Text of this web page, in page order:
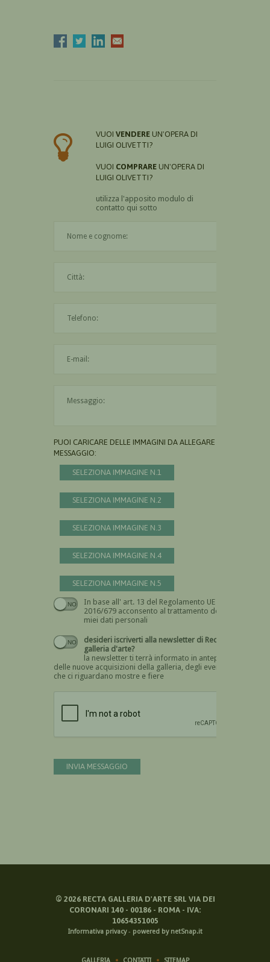
VUOI VENDERE UN'OPERA DI
LUIGI OLIVETTI?
VUOI COMPRARE UN'OPERA DI
LUIGI OLIVETTI?
utilizza l'apposito modulo di
contatto qui sotto
PUOI CARICARE DELLE IMMAGINI DA ALLEGARE AL
MESSAGGIO:
SELEZIONA IMMAGINE N.1
SELEZIONA IMMAGINE N.2
SELEZIONA IMMAGINE N.3
SELEZIONA IMMAGINE N.4
SELEZIONA IMMAGINE N.5
In base all' art. 13 del Regolamento UE n.
2016/679 acconsento al trattamento dei
miei dati personali
Devi dare il consenso
desideri iscriverti alla newsletter di Recta
galleria d'arte?
la newsletter ti terrà informato in anteprima
delle nuove acquisizioni della galleria, degli eventi
che ci riguardano mostre e fiere
INVIA MESSAGGIO
© 2026RECTA GALLERIA D'ARTE SRL VIA DEI
CORONARI 140 - 00186 - ROMA - IVA:
10654351005
Informativa privacy- powered by netSnap.it